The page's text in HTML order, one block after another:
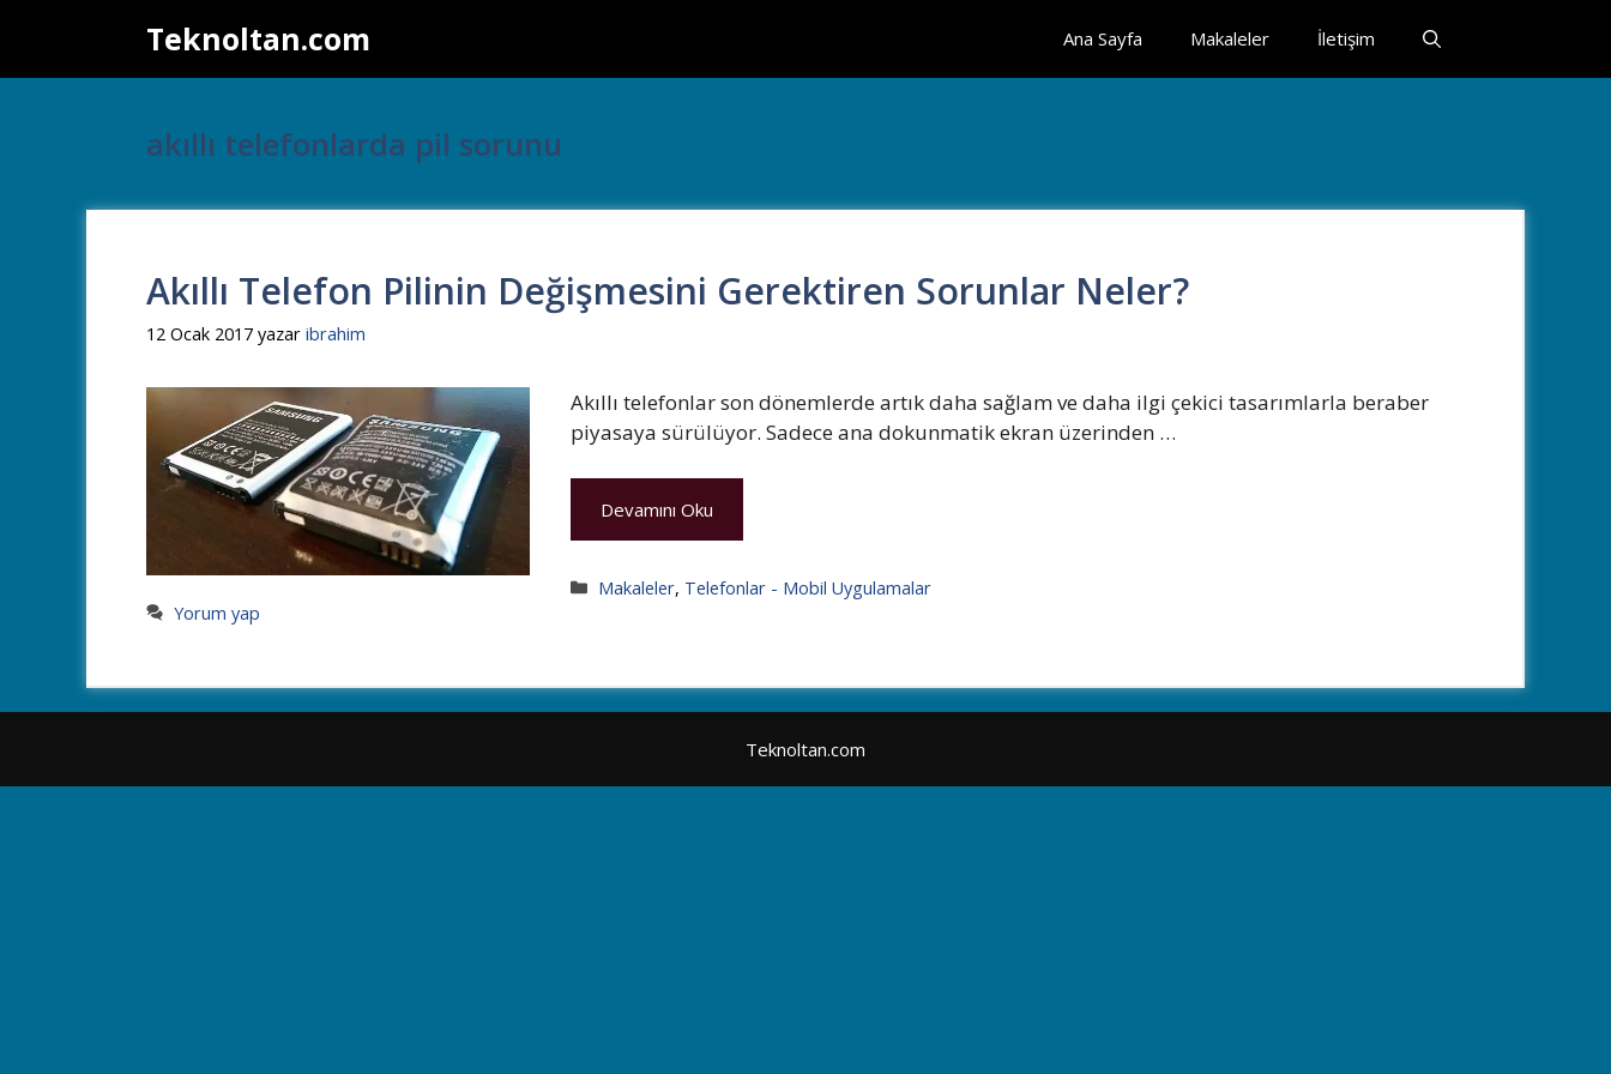
Teknoltan.com Ana Sayfa Makaleler İletişim
akıllı telefonlarda pil sorunu
Akıllı Telefon Pilinin Değişmesini Gerektiren Sorunlar Neler?
12 Ocak 2017 yazar ibrahim
Akıllı telefonlar son dönemlerde artık daha sağlam ve daha ilgi çekici tasarımlarla beraber
piyasaya sürülüyor. Sadece ana dokunmatik ekran üzerinden …
Devamını Oku
Kategoriler
Makaleler, Telefonlar - Mobil Uygulamalar
Yorum yap
Teknoltan.com